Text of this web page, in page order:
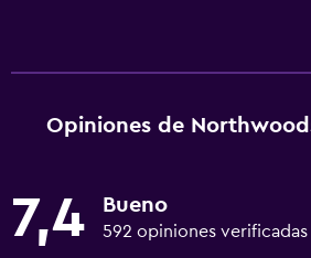
Opiniones de
7,4 Bueno
592 opiniones verificadas